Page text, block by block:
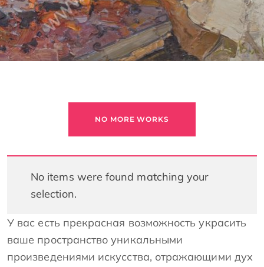
NO MORE WORKS
No items were found matching your
selection.
У вас есть прекрасная возможность украсить
ваше пространство уникальными
произведениями искусства, отражающими дух